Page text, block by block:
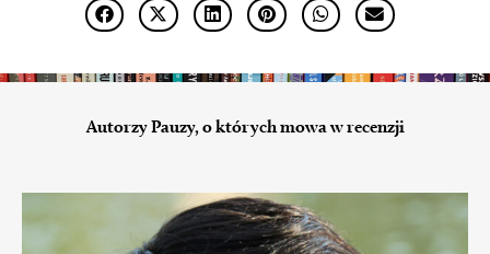
Autorzy Pauzy, o których mowa w recenzji